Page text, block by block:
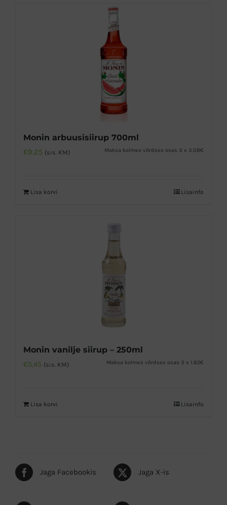
Monin arbuusisiirup 700ml
€9,25 (sis. KM) Maksa kolmes võrdses osas 3 x 3.08€
Lisa korvi Lisainfo
Monin vanilje siirup – 250ml
€5,45 (sis. KM) Maksa kolmes võrdses osas 3 x 1.82€
Lisa korvi Lisainfo
Jaga Facebookis Jaga X-is